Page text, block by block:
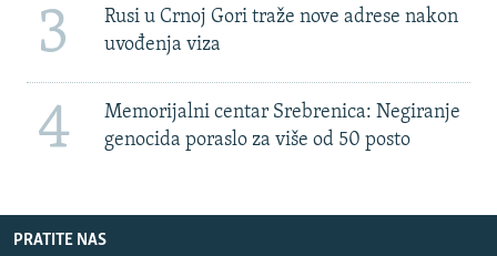
3
Rusi u Crnoj Gori traže nove adrese nakon
uvođenja viza
4
Memorijalni centar Srebrenica: Negiranje
genocida poraslo za više od 50 posto
PRATITE NAS